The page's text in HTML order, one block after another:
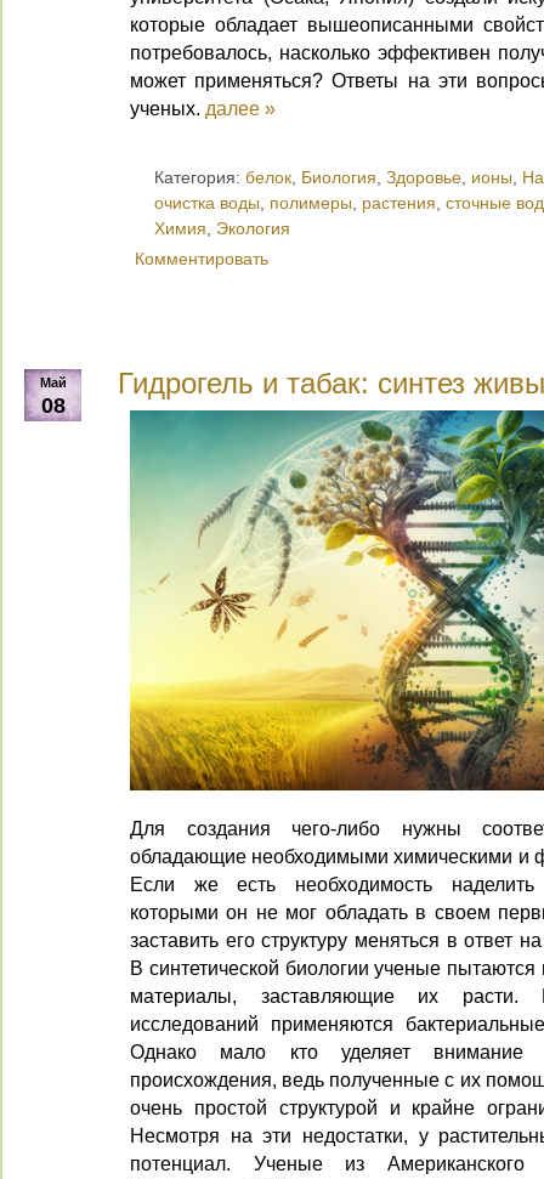
которые обладает вышеописанными
потребовалось, насколько эффективен
может применяться? Ответы на эти
ученых. далее »
Категория: белок, Биология, Здоровье, ионы,
очистка воды, полимеры, растения, сточные
Химия, Экология
Комментировать
Май
08
Гидрогель и табак: синтез
Для создания чего-либо нужны
обладающие необходимыми химическими и
Если же есть необходимость наделить
которыми он не мог обладать в своем
заставить его структуру меняться в ответ
В синтетической биологии ученые
материалы, заставляющие их расти.
исследований применяются
Однако мало кто уделяет внимание
происхождения, ведь полученные с их
очень простой структурой и крайне
Несмотря на эти недостатки, у
потенциал. Ученые из Американского